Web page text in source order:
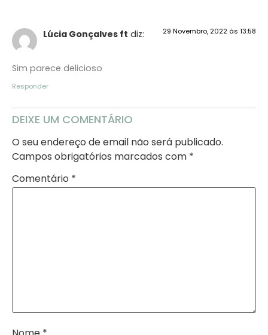
Lúcia Gonçalves ft diz: 29 Novembro, 2022 às 13:58
Sim parece delicioso
Responder
DEIXE UM COMENTÁRIO
O seu endereço de email não será publicado.
Campos obrigatórios marcados com *
Comentário *